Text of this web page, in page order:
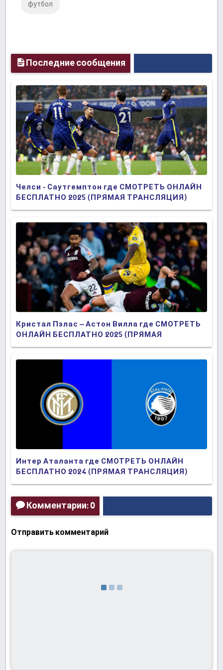
футбол
Последние сообщения
Челси - Саутгемптон где СМОТРЕТЬ ОНЛАЙН
БЕСПЛАТНО 2025 (ПРЯМАЯ ТРАНСЛЯЦИЯ)
Кристал Пэлас – Астон Вилла где СМОТРЕТЬ
ОНЛАЙН БЕСПЛАТНО 2025 (ПРЯМАЯ
ТРАНСЛЯЦИЯ)
Интер Аталанта где СМОТРЕТЬ ОНЛАЙН
БЕСПЛАТНО 2024 (ПРЯМАЯ ТРАНСЛЯЦИЯ)
Комментарии: 0
Отправить комментарий